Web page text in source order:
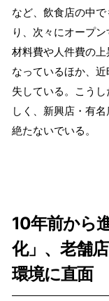
など、飲食店の中
り、次々にオープ
材料費や人件費の
なっているほか、
失している。こう
しく、新興店・有
絶たないでいる。
10年前から
化」、老舗
環境に直面